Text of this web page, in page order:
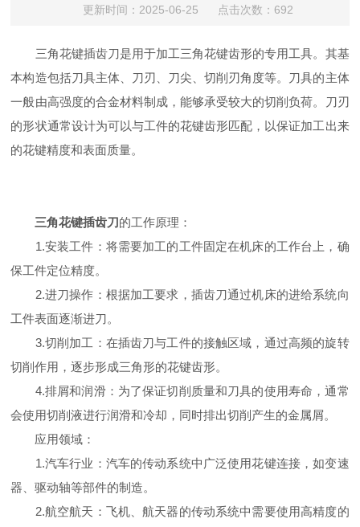
更新时间：2025-06-25 点击次数：692
三角花键插齿刀是用于加工三角花键齿形的专用工具。其基
本构造包括刀具主体、刀刃、刀尖、切削刃角度等。刀具的主体
一般由高强度的合金材料制成，能够承受较大的切削负荷。刀刃
的形状通常设计为可以与工件的花键齿形匹配，以保证加工出来
的花键精度和表面质量。
三角花键插齿刀的工作原理：
1.安装工件：将需要加工的工件固定在机床的工作台上，确
保工件定位精度。
2.进刀操作：根据加工要求，插齿刀通过机床的进给系统向
工件表面逐渐进刀。
3.切削加工：在插齿刀与工件的接触区域，通过高频的旋转
切削作用，逐步形成三角形的花键齿形。
4.排屑和润滑：为了保证切削质量和刀具的使用寿命，通常
会使用切削液进行润滑和冷却，同时排出切削产生的金属屑。
应用领域：
1.汽车行业：汽车的传动系统中广泛使用花键连接，如变速
器、驱动轴等部件的制造。
2.航空航天：飞机、航天器的传动系统中需要使用高精度的